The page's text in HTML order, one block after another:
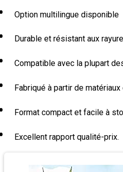
Option multilingue disponible
Durable et résistant aux
Compatible avec la plupart
Fabriqué à partir de
Format compact et facile à
Excellent rapport qualité-prix.